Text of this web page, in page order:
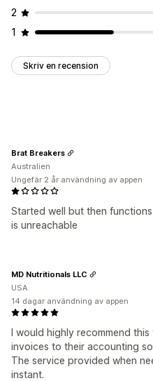
2
1
Skriv en recension
Started well but then
is unreachable
Brat Breakers
Australien
Ungefär 2 år användning av appen
I would highly recommend
invoices to their accounting
The service provided when
instant.
MD Nutritionals LLC
USA
14 dagar användning av appen